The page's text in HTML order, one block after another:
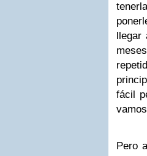
llegar
fácil
Pero